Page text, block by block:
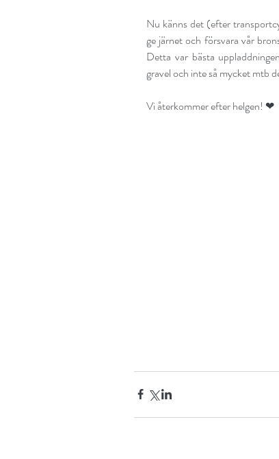
Nu känns det (efter
ge järnet och försvara vår
Detta var bästa
gravel och inte så mycket mtb
Vi återkommer efter helgen! ❤